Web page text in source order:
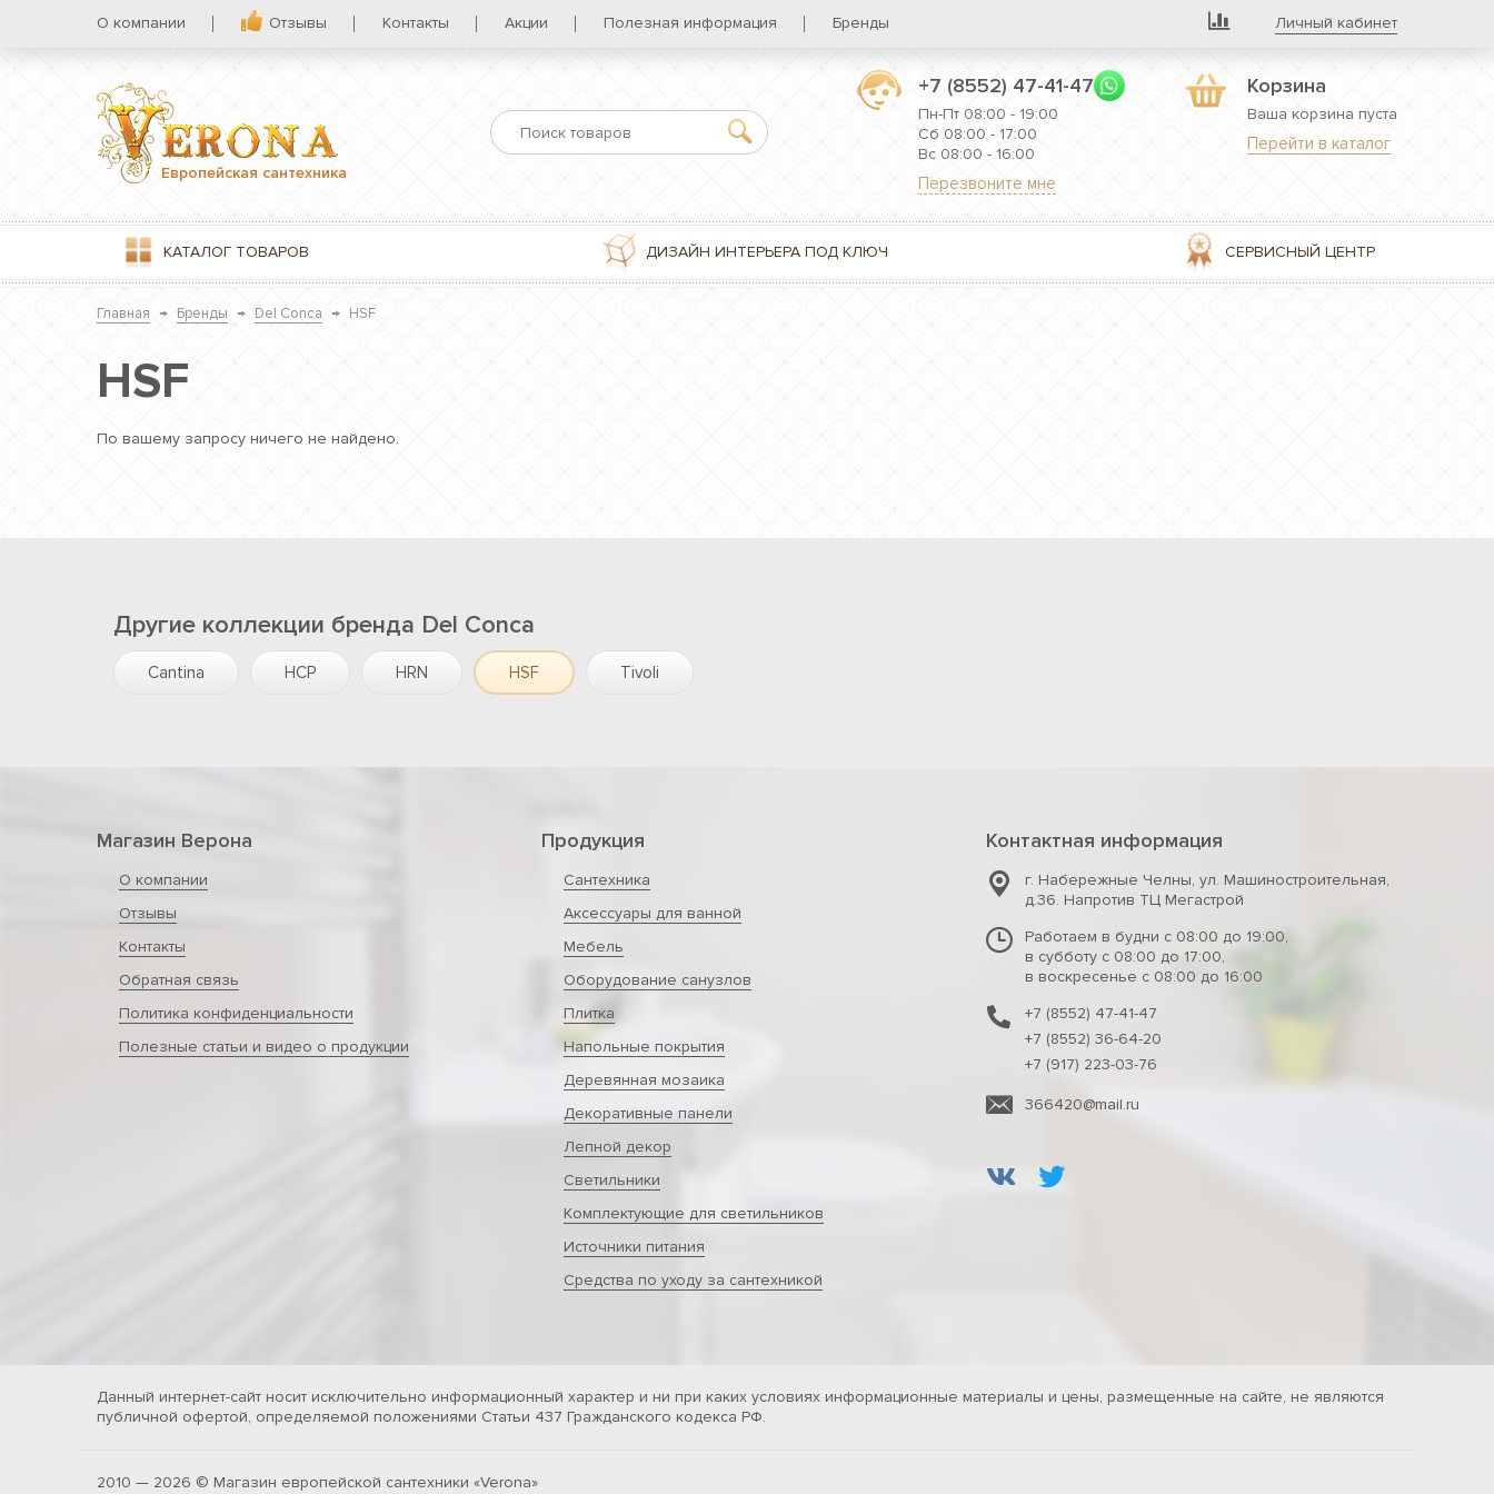
О компании Отзывы Контакты Акции Полезная информация Бренды Личный кабинет
Европейская сантехника
Корзина
Ваша корзина пуста
Перейти в каталог
+7 (8552) 47-41-47
Пн-Пт 08:00 - 19:00
Сб 08:00 - 17:00
Вс 08:00 - 16:00
Перезвоните мне
КАТАЛОГ ТОВАРОВ ДИЗАЙН ИНТЕРЬЕРА ПОД КЛЮЧ СЕРВИСНЫЙ ЦЕНТР
Главная → Бренды → Del Conca → HSF
HSF
По вашему запросу ничего не найдено.
Другие коллекции бренда Del Conca
Cantina HCP HRN HSF Tivoli
Магазин Верона
О компании
Отзывы
Контакты
Обратная связь
Политика конфиденциальности
Полезные статьи и видео о продукции
Продукция
Сантехника
Аксессуары для ванной
Мебель
Оборудование санузлов
Плитка
Напольные покрытия
Деревянная мозаика
Декоративные панели
Лепной декор
Светильники
Комплектующие для светильников
Источники питания
Средства по уходу за сантехникой
Контактная информация
г. Набережные Челны, ул. Машиностроительная,
д.36. Напротив ТЦ Мегастрой
Работаем в будни с 08:00 до 19:00,
в субботу с 08:00 до 17:00,
в воскресенье с 08:00 до 16:00
+7 (8552) 47-41-47
+7 (8552) 36-64-20
+7 (917) 223-03-76
366420@mail.ru
Данный интернет-сайт носит исключительно информационный характер и ни при каких условиях информационные материалы и цены, размещенные на сайте, не являются
публичной офертой, определяемой положениями Статьи 437 Гражданского кодекса РФ.
2010 — 2026 © Магазин европейской сантехники «Verona»